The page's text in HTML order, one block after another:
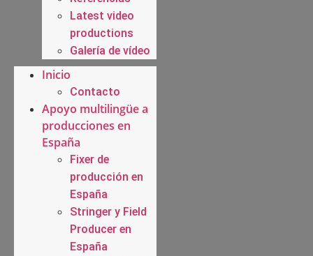
Latest video
productions
Galería de vídeo
Inicio
Contacto
Apoyo multilingüe a
producciones en
España
Fixer de
producción en
España
Stringer y Field
Producer en
España